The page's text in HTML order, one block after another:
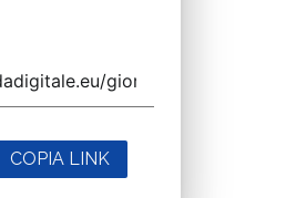
COPIA LINK